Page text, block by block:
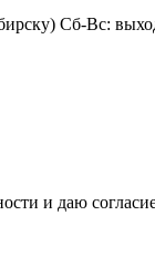
Сб-Вс:
и даю